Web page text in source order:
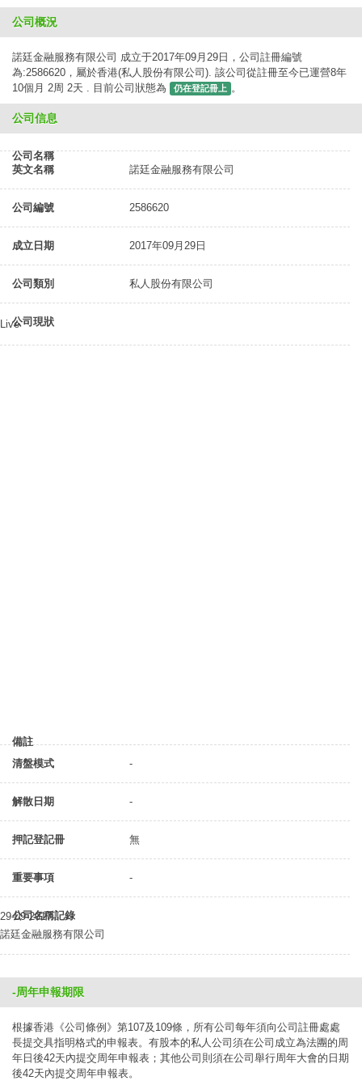
公司概況
諾廷金融服務有限公司 成立于2017年09月29日，公司註冊編號
為:2586620，屬於香港(私人股份有限公司). 該公司從註冊至今已運營8年
10個月 2周 2天 . 目前公司狀態為
仍在登記冊上 。
公司信息
公司名稱
英文名稱
諾廷金融服務有限公司
公司編號 2586620
成立日期 2017年09月29日
公司類別 私人股份有限公司
公司現狀
Live
備註
清盤模式
-
解散日期 -
押記登記冊 無
重要事項 -
公司名稱記錄
29-09-2017
諾廷金融服務有限公司
-周年申報期限
根據香港《公司條例》第107及109條，所有公司每年須向公司註冊處處
長提交具指明格式的申報表。有股本的私人公司須在公司成立為法團的周
年日後42天內提交周年申報表；其他公司則須在公司舉行周年大會的日期
後42天內提交周年申報表。